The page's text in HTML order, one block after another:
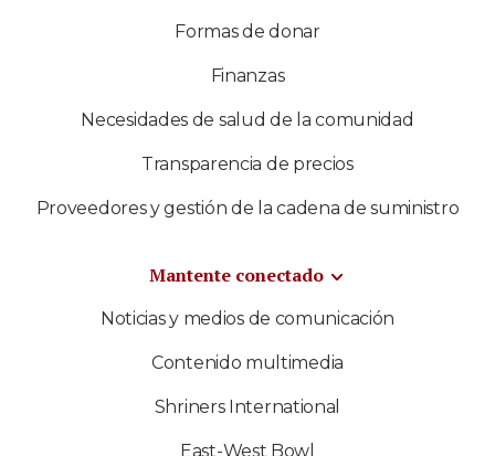
Formas de donar
Finanzas
Necesidades de salud de la comunidad
Transparencia de precios
Proveedores y gestión de la cadena de suministro
Mantente conectado
Noticias y medios de comunicación
Contenido multimedia
Shriners International
East-West Bowl